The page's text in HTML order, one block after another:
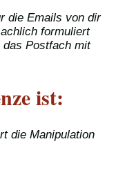
die Emails von dir
formuliert
Postfach mit
ist:
die Manipulation